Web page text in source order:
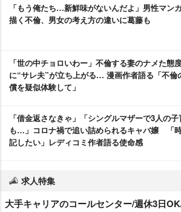
「もう俺たち…新鮮味がないんだよ」男性マン
描く不倫、男女の考え方の違いに葛藤も
「世の中チョロいわー」不倫する妻のナメた態
に“サレ夫”が立ち上がる… 漫画作者語る「不倫
償を疑似体験して」
「借金返さなきゃ」「シングルマザーで3人の子
も…」コロナ禍で追い詰められるキャバ嬢 「
記したい」レディコミ作者語る使命感
求人特集
大手キャリアのコールセンター/週休3日